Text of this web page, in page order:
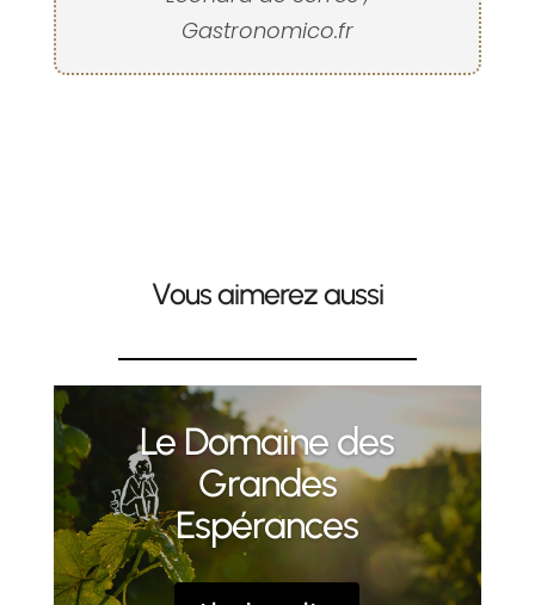
Gastronomico.fr
Vous aimerez aussi
Le Domaine des
Grandes
Espérances